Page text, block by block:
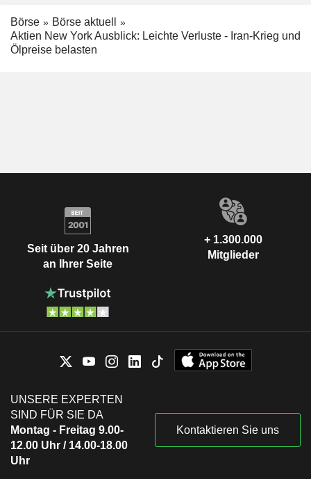
Börse
Börse aktuell
Aktien New York Ausblick: Leichte Verluste - Iran-Krieg und
Ölpreise belasten
Seit über 20 Jahren
an Ihrer Seite
+ 1.300.000
Mitglieder
UNSERE EXPERTEN
SIND FÜR SIE DA
Montag - Freitag 9.00-
12.00 Uhr / 14.00-18.00
Uhr
Kontaktieren Sie uns